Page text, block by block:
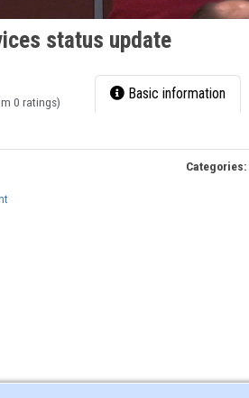
status update
0 ratings) Basic information
Categories: